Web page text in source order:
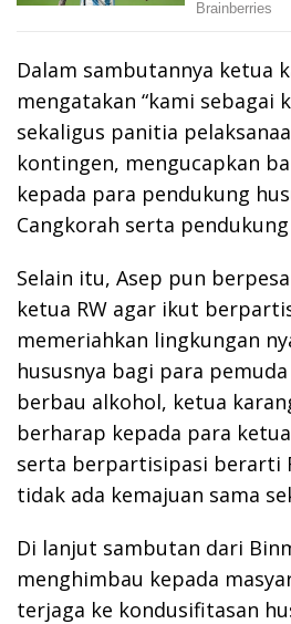
Dalam sambutannya ketua
mengatakan “kami sebagai
sekaligus panitia
kontingen, mengucapkan
kepada para pendukung
Cangkorah serta
Selain itu, Asep pun
ketua RW agar ikut
memeriahkan lingkungan
hususnya bagi para
berbau alkohol, ketua
berharap kepada para
serta berpartisipasi berarti
tidak ada kemajuan sama
Di lanjut sambutan dari
menghimbau kepada
terjaga ke kondusifitasan